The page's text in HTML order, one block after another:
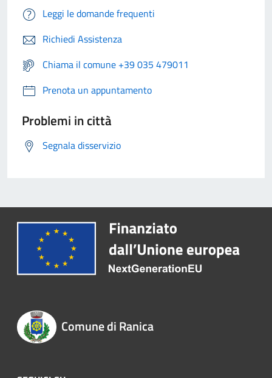
Leggi le domande frequenti
Richiedi Assistenza
Chiama il comune +39 035 479011
Prenota un appuntamento
Problemi in città
Segnala disservizio
Comune di Ranica